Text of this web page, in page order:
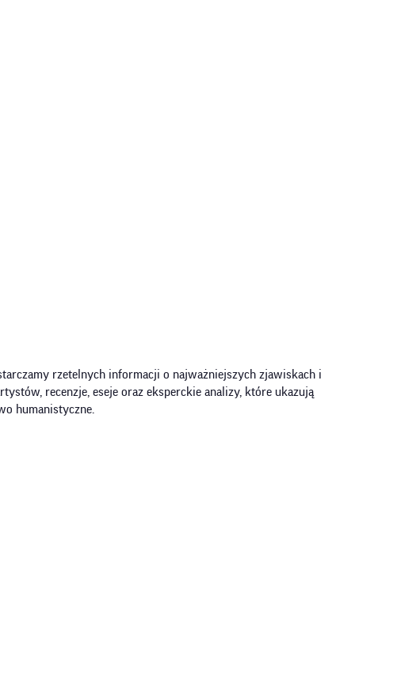
rzetelnych informacji o najważniejszych zjawiskach i
recenzje, eseje oraz eksperckie analizy, które ukazują
humanistyczne.